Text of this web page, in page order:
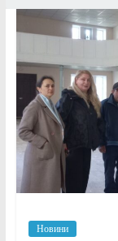
Новини